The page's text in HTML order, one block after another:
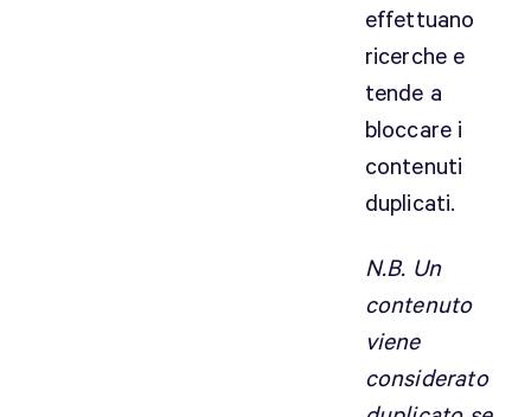
effettuano
ricerche e
tende a
bloccare i
contenuti
duplicati.
N.B. Un
contenuto
viene
considerato